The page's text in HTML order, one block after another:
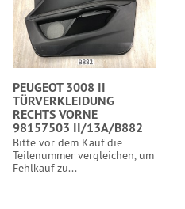
PEUGEOT 3008 II
TÜRVERKLEIDUNG
RECHTS VORNE
98157503 II/13A/B882
Bitte vor dem Kauf die
Teilenummer vergleichen, um
Fehlkauf zu...